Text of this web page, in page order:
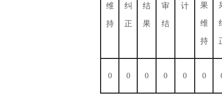
维
持
纠
正
结
果
审
结
计 果
维
持
0 0 0 0 0 0